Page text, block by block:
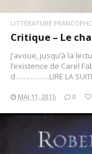
LITTÉRATURE
Critique – Le
J’avoue, jusqu’à la
l’existence de Carel
d…………….LIRE LA
MAI 11, 2015 0